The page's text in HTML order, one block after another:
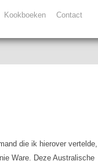
Kookboeken Contact
die ik hierover vertelde,
Ware. Deze Australische